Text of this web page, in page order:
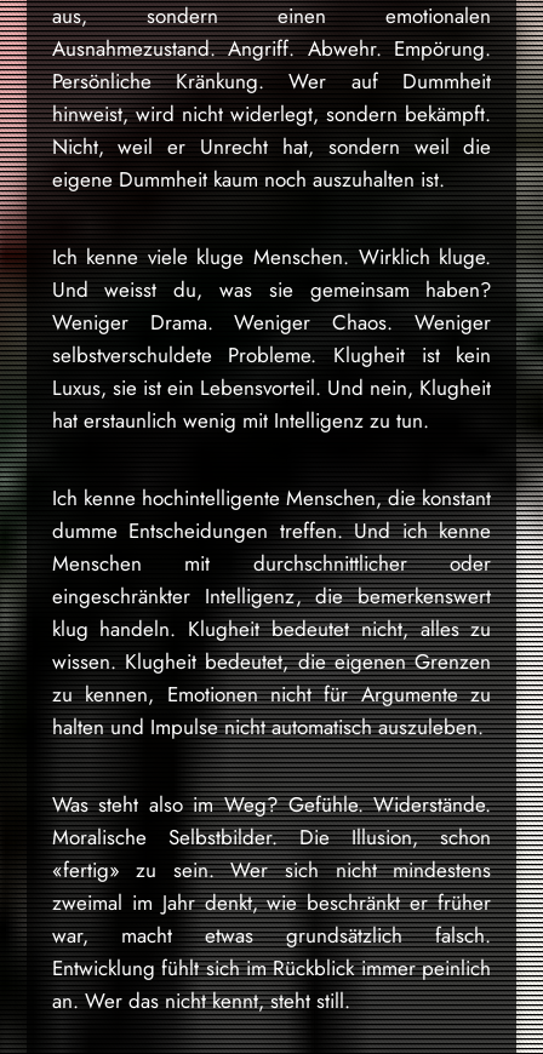
aus, sondern einen emotionalen
Ausnahmezustand. Angriff. Abwehr. Empörung.
Persönliche Kränkung. Wer auf Dummheit
hinweist, wird nicht widerlegt, sondern bekämpft.
Nicht, weil er Unrecht hat, sondern weil die
eigene Dummheit kaum noch auszuhalten ist.
Ich kenne viele kluge Menschen. Wirklich kluge.
Und weisst du, was sie gemeinsam haben?
Weniger Drama. Weniger Chaos. Weniger
selbstverschuldete Probleme. Klugheit ist kein
Luxus, sie ist ein Lebensvorteil. Und nein, Klugheit
hat erstaunlich wenig mit Intelligenz zu tun.
Ich kenne hochintelligente Menschen, die konstant
dumme Entscheidungen treffen. Und ich kenne
Menschen mit durchschnittlicher oder
eingeschränkter Intelligenz, die bemerkenswert
klug handeln. Klugheit bedeutet nicht, alles zu
wissen. Klugheit bedeutet, die eigenen Grenzen
zu kennen, Emotionen nicht für Argumente zu
halten und Impulse nicht automatisch auszuleben.
Was steht also im Weg? Gefühle. Widerstände.
Moralische Selbstbilder. Die Illusion, schon
«fertig» zu sein. Wer sich nicht mindestens
zweimal im Jahr denkt, wie beschränkt er früher
war, macht etwas grundsätzlich falsch.
Entwicklung fühlt sich im Rückblick immer peinlich
an. Wer das nicht kennt, steht still.